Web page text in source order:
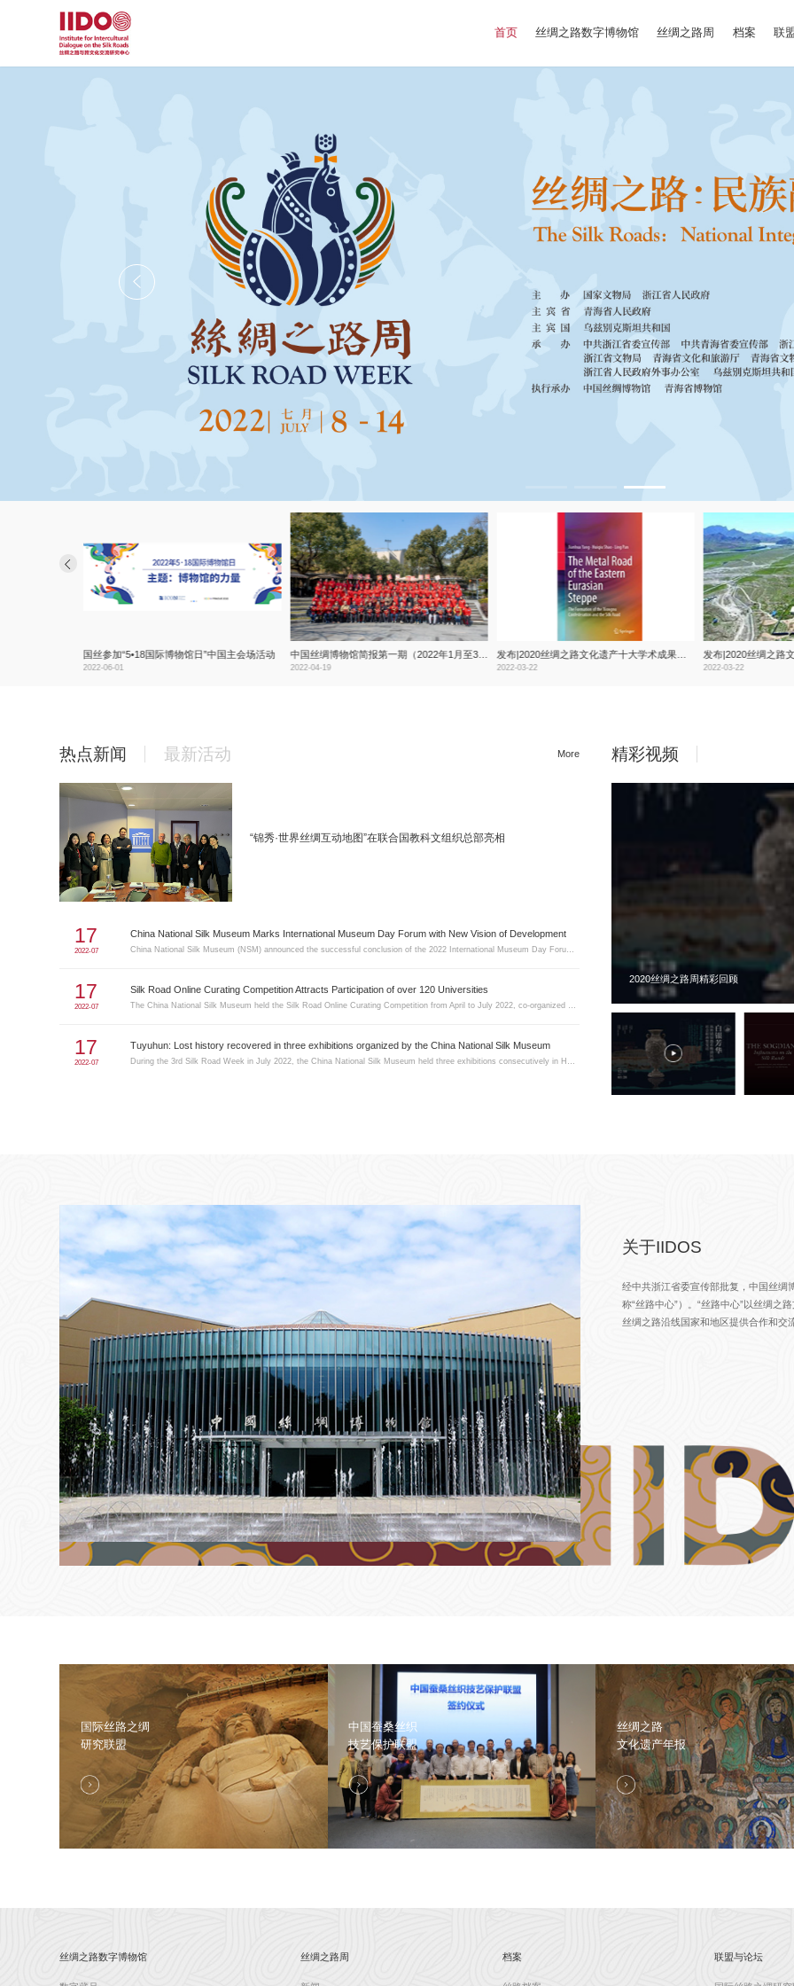
首页 丝绸之路数字博物馆 丝绸之路周 档案 联
国丝参加“5•18国际博物馆日”中国主会场活动
2022-06-01
中国丝绸博物馆简报第一期（2022年1月至3月）现已发布！
2022-04-19
发布|2020丝绸之路文化遗产十大学术成果发布
2022-03-22 2022-03-22
热点新闻 最新活动 More
“锦秀·世界丝绸互动地图”在联合国教科文组织总部亮相
17
2022-07
China National Silk Museum Marks International Museum Day Forum with New Vision of Development
17
2022-07
Silk Road Online Curating Competition Attracts Participation of over 120 Universities
17
2022-07
Tuyuhun: Lost history recovered in three exhibitions organized by the China National Silk Museum
精彩视频
2020丝绸之路周精彩回顾
关于IIDOS
经中共浙江省委宣传部批复，中国丝绸
称“丝路中心”）。“丝路中心”以丝绸之
丝绸之路沿线国家和地区提供合作和交
国际丝路之绸
研究联盟
中国蚕桑丝织
技艺保护联盟
丝绸之路
文化遗产年报
丝绸之路数字博物馆 丝绸之路周 档案 联盟与论坛